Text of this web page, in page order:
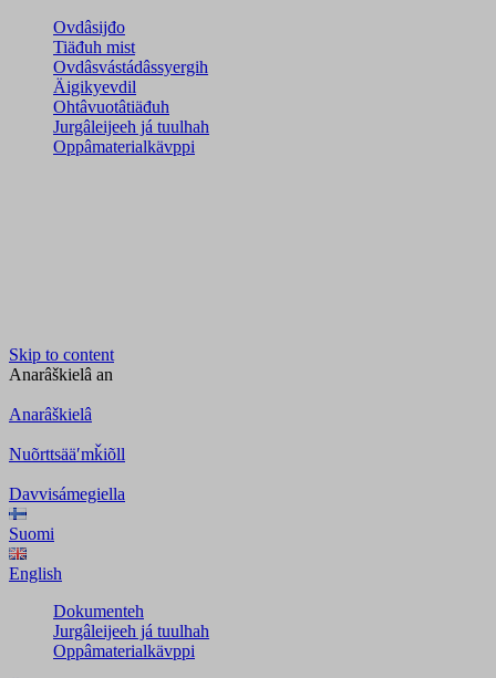
Ovdâsijđo
Tiäđuh mist
Ovdâsvástádâssyergih
Äigikyevdil
Ohtâvuotâtiäđuh
Jurgâleijeeh já tuulhah
Oppâmaterialkävppi
Skip to content
Anarâškielâ an
Anarâškielâ
Nuõrttsääʹmǩiõll
Davvisámegiella
Suomi
English
Dokumenteh
Jurgâleijeeh já tuulhah
Oppâmaterialkävppi